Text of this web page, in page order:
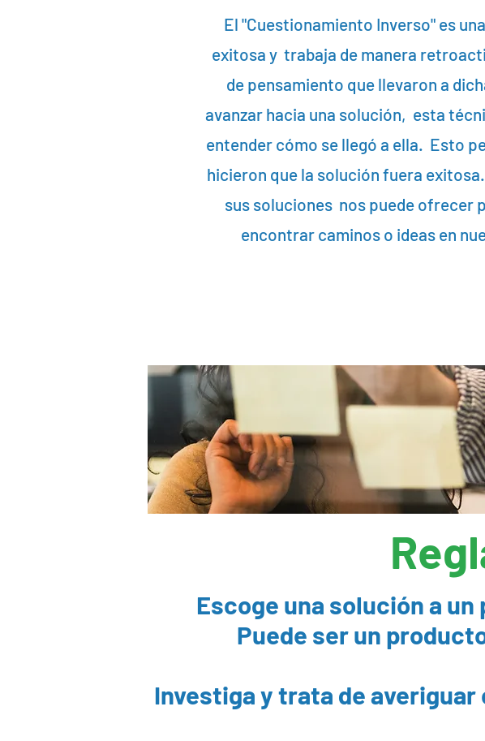
El "Cuestionamiento Inverso" es
exitosa y trabaja de manera
de pensamiento que llevaron a
avanzar hacia una solución, esta
entender cómo se llegó a ella. Esto
hicieron que la solución fuera
sus soluciones nos puede ofrecer
encontrar caminos o ideas en
Escoge una solución a
Puede ser un
Investiga y trata de